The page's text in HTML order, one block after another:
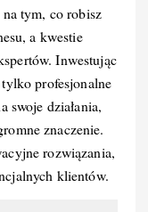
tym, co robisz
a kwestie
Inwestując
profesjonalne
swoje działania,
znaczenie.
rozwiązania,
klientów.